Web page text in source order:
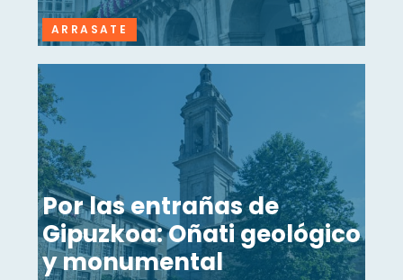
ARRASATE
Por las entrañas de
Gipuzkoa: Oñati geológico
y monumental